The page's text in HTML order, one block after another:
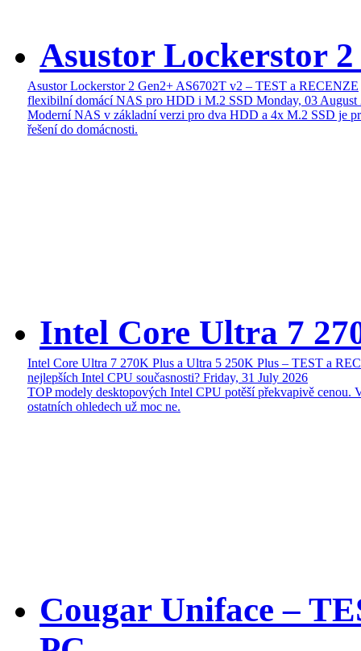
Asustor Lockerstor
Asustor Lockerstor 2 Gen2+ AS6702T v2 – TEST a RECENZE
flexibilní domácí NAS pro HDD i M.2 SSD Monday, 03 August
Moderní NAS v základní verzi pro dva HDD a 4x M.2 SSD je
řešení do domácnosti.
Intel Core Ultra 7
Intel Core Ultra 7 270K Plus a Ultra 5 250K Plus – TEST a
nejlepších Intel CPU současnosti? Friday, 31 July 2026
TOP modely desktopových Intel CPU potěší překvapivě cenou.
ostatních ohledech už moc ne.
Cougar Uniface –